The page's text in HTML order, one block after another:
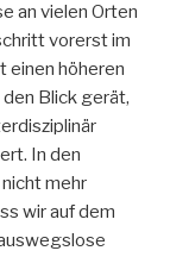
an vielen Orten
vorerst im
einen höheren
den Blick gerät,
In den
mehr
wir auf dem